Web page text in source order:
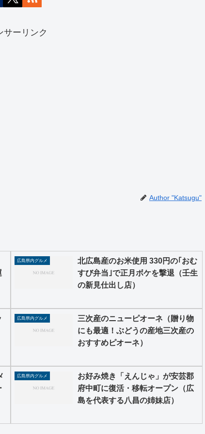
サーリンク
Author "Katsugu"
広島県内グルメ
北広島産のお米使用 330円の｢おむ
すび弁当｣で正月ボケを撃退（壬生
の新見仕出し店）
広島県内グルメ
三次産のニューピオーネ（贈り物
にも最適！ぶどうの産地三次産の
おすすめピオーネ）
広島県内グルメ
お好み焼き「えんじゃ」が安芸郡
府中町に復活・移転オープン（広
島を代表する八昌の姉妹店）